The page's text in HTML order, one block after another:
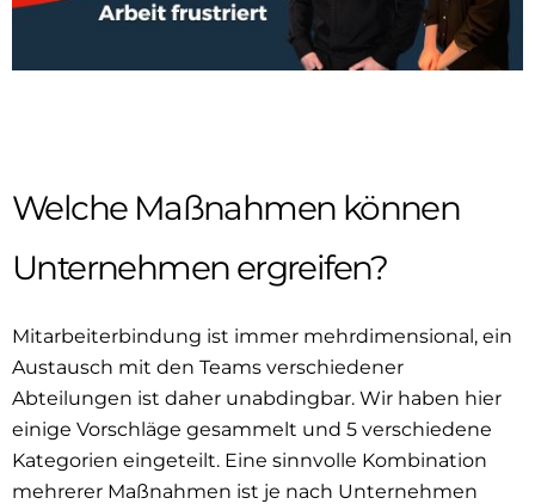
Welche Maßnahmen können
Unternehmen ergreifen?
Mitarbeiterbindung ist immer mehrdimensional, ein
Austausch mit den Teams verschiedener
Abteilungen ist daher unabdingbar. Wir haben hier
einige Vorschläge gesammelt und 5 verschiedene
Kategorien eingeteilt. Eine sinnvolle Kombination
mehrerer Maßnahmen ist je nach Unternehmen